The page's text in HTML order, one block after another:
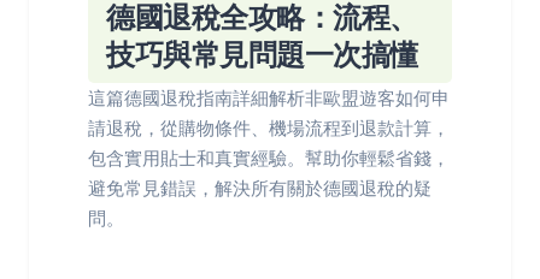
德國退稅全攻略：流程、
技巧與常見問題一次搞懂
這篇德國退稅指南詳細解析非歐盟遊客如何申
請退稅，從購物條件、機場流程到退款計算，
包含實用貼士和真實經驗。幫助你輕鬆省錢，
避免常見錯誤，解決所有關於德國退稅的疑
問。